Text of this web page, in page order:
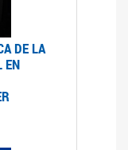
DE LA
EN